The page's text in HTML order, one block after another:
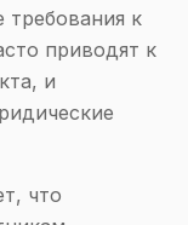
требования к
приводят к
и
что